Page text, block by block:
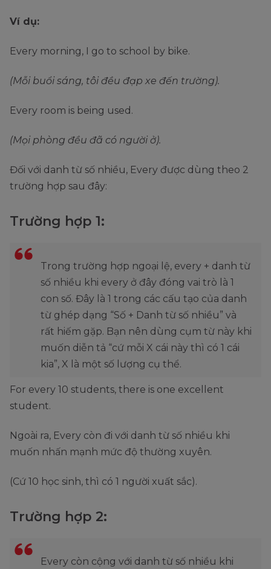
Ví dụ:
Every morning, I go to school by bike.
(Mỗi buổi sáng, tôi đều đạp xe đến trường).
Every room is being used.
(Mọi phòng đều đã có người ở).
Đối với danh từ số nhiều, Every được dùng theo 2
trường hợp sau đây:
Trường hợp 1:
Trong trường hợp ngoại lệ, every + danh từ
số nhiều khi every ở đây đóng vai trò là 1
con số. Đây là 1 trong các cấu tạo của danh
từ ghép dạng “Số + Danh từ số nhiều” và
rất hiếm gặp. Bạn nên dùng cụm từ này khi
muốn diễn tả “cứ mỗi X cái này thì có 1 cái
kia”, X là một số lượng cụ thể.
For every 10 students, there is one excellent
student.
Ngoài ra, Every còn đi với danh từ số nhiều khi
muốn nhấn mạnh mức độ thường xuyên.
(Cứ 10 học sinh, thì có 1 người xuất sắc).
Trường hợp 2:
Every còn cộng với danh từ số nhiều khi